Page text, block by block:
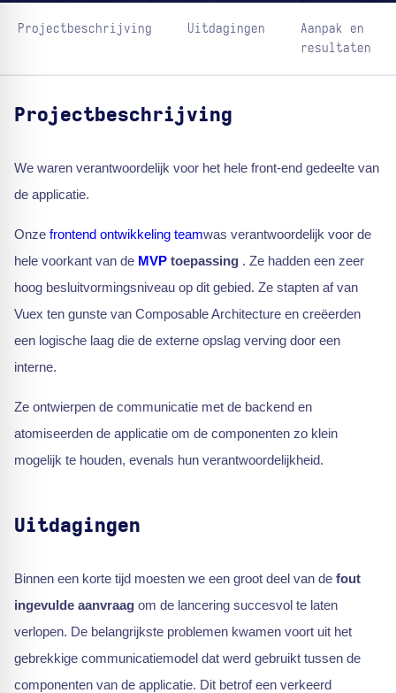
Projectbeschrijving Uitdagingen
Aanpak en
resultaten
Projectbeschrijving
We waren verantwoordelijk voor het hele front-end gedeelte van
de applicatie.
Onze frontend ontwikkeling teamwas verantwoordelijk voor de
hele voorkant van de MVP toepassing . Ze hadden een zeer
hoog besluitvormingsniveau op dit gebied. Ze stapten af van
Vuex ten gunste van Composable Architecture en creëerden
een logische laag die de externe opslag verving door een
interne.
Ze ontwierpen de communicatie met de backend en
atomiseerden de applicatie om de componenten zo klein
mogelijk te houden, evenals hun verantwoordelijkheid.
Uitdagingen
Binnen een korte tijd moesten we een groot deel van de fout
ingevulde aanvraag om de lancering succesvol te laten
verlopen. De belangrijkste problemen kwamen voort uit het
gebrekkige communicatiemodel dat werd gebruikt tussen de
componenten van de applicatie. Dit betrof een verkeerd